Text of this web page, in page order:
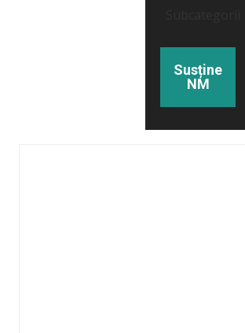
Susține
NM